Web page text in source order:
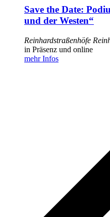
Save the Date:
und der Westen“
Reinhardstraßenhöfe
in Präsenz und online
mehr Infos